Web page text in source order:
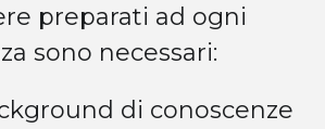
preparati ad ogni
sono necessari:
di conoscenze